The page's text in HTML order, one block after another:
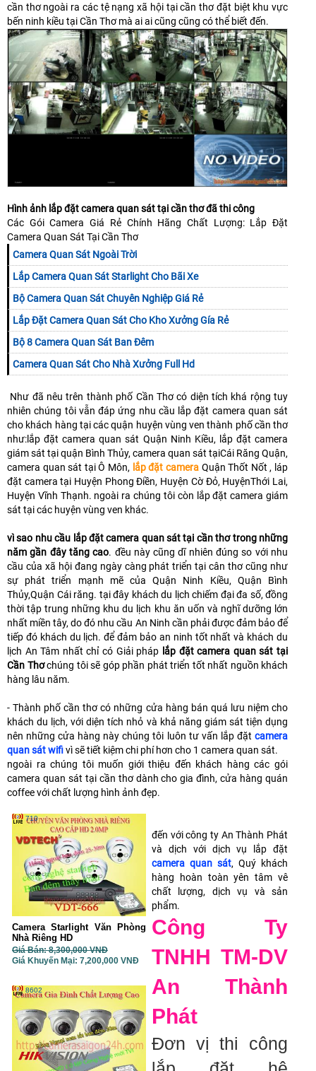
cần thơ ngoài ra các tệ nạng xã hội tại cần thơ đặt biệt khu vực
bến ninh kiều tại Cần Thơ mà ai ai cũng cũng có thể biết đến.
Hình ảnh lắp đặt camera quan sát tại cần thơ đã thi công
Các Gói Camera Giá Rẻ Chính Hãng Chất Lượng: Lắp Đặt
Camera Quan Sát Tại Cần Thơ
Camera Quan Sát Ngoài Trời
Lắp Camera Quan Sát Starlight Cho Bãi Xe
Bộ Camera Quan Sát Chuyên Nghiệp Giá Rẻ
Lắp Đặt Camera Quan Sát Cho Kho Xưởng Gía Rẻ
Bộ 8 Camera Quan Sát Ban Đêm
Camera Quan Sát Cho Nhà Xưởng Full Hd
Như đã nêu trên thành phố Cần Thơ có diện tích khá rộng tuy
nhiên chúng tôi vẫn đáp ứng nhu cầu lắp đặt camera quan sát
cho khách hàng tại các quận huyện vùng ven thành phố cần thơ
như:lắp đặt camera quan sát Quận Ninh Kiều, lắp đặt camera
giám sát tại quận Bình Thủy, camera quan sát tạiCái Răng Quận,
camera quan sát tại Ô Môn, lắp đặt cameraQuận Thốt Nốt , láp
đặt camera tại Huyện Phong Điền, Huyện Cờ Đỏ, HuyệnThới Lai,
Huyện Vĩnh Thạnh. ngoài ra chúng tôi còn lắp đặt camera giám
sát tại các huyện vùng ven khác.
vì sao nhu cầu lắp đặt camera quan sát tại cần thơ trong những
năm gần đây tăng cao. đều này cũng dĩ nhiên đúng so với nhu
cầu của xã hội đang ngày càng phát triển tại cân thơ cũng như
sự phát triển mạnh mẽ của Quận Ninh Kiều, Quận Bình
Thủy,Quận Cái răng. tại đây khách du lịch chiếm đại đa số, đồng
thời tập trung những khu du lịch khu ăn uốn và nghĩ dưỡng lớn
nhất miền tây, do đó nhu cầu An Ninh cần phải được đảm bảo để
tiếp đó khách du lịch. để đảm bảo an ninh tốt nhất và khách du
lịch An Tâm nhất chỉ có Giải pháp lắp đặt camera quan sát tại
Cần Thơchúng tôi sẽ góp phần phát triển tốt nhất nguồn khách
hàng lâu năm.
- Thành phố cần thơ có những cửa hàng bán quá lưu niệm cho
khách du lịch, với diện tích nhỏ và khả năng giám sát tiện dụng
nên những cửa hàng này chúng tôi luôn tư vấn lắp đặt camera
quan sát wifivì sẽ tiết kiệm chi phí hơn cho 1 camera quan sát.
ngoài ra chúng tôi muốn giới thiệu đến khách hàng các gói
camera quan sát tại cần thơ dành cho gia đình, cửa hàng quán
coffee với chất lượng hình ảnh đẹp.
710
Camera Starlight Văn Phòng
Nhà Riêng HD
Giá Bán: 8,300,000 VNĐ
Giá Khuyến Mại: 7,200,000 VNĐ
8602
đến với công ty An Thành Phát
và dịch với dịch vụ lắp đặt
camera quan sát, Quý khách
hàng hoàn toàn yên tâm vê
chất lượng, dịch vụ và sản
phẩm.
Công Ty
TNHH TM-DV
An Thành
Phát
Đơn vị thi công